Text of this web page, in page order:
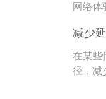
网络体
减少
在某些
径，减